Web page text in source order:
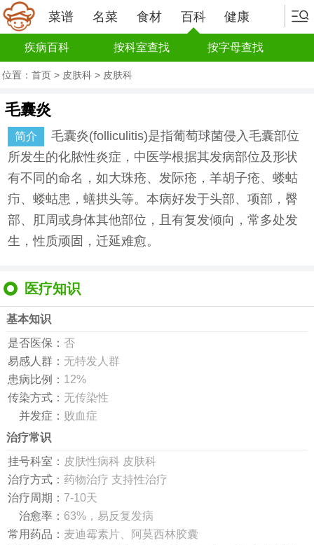
菜谱 名菜 食材 百科 健康
疾病百科 按科室查找 按字母查找
位置： 首页 > 皮肤科 > 皮肤科
毛囊炎
简介
毛囊炎(folliculitis)是指葡萄球菌侵入毛囊部位
所发生的化脓性炎症，中医学根据其发病部位及形状
有不同的命名，如大珠疮、发际疮，羊胡子疮、蝼蛄
疖、蝼蛄患，蟮拱头等。本病好发于头部、项部，臀
部、肛周或身体其他部位，且有复发倾向，常多处发
生，性质顽固，迁延难愈。
医疗知识
基本知识
是否医保： 否
易感人群： 无特发人群
患病比例： 12%
传染方式： 无传染性
并发症： 败血症
治疗常识
挂号科室： 皮肤性病科 皮肤科
治疗方式： 药物治疗 支持性治疗
治疗周期： 7-10天
治愈率： 63%，易反复发病
常用药品： 麦迪霉素片、阿莫西林胶囊